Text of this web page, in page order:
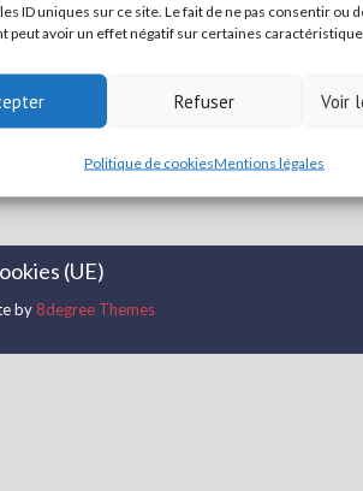
ID uniques sur ce site. Le fait de ne pas consentir ou
peut avoir un effet négatif sur certaines
Refuser Voir
Politique de cookiesMentions légales
(UE)
by 8degree Themes